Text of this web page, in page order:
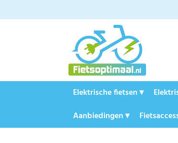
Elektrische fietsen ▾
Aanbiedingen ▾